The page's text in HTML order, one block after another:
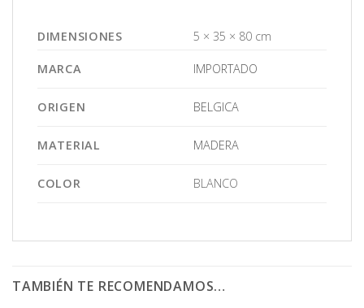
DIMENSIONES 5 × 35 × 80 cm
MARCA IMPORTADO
ORIGEN BELGICA
MATERIAL MADERA
COLOR BLANCO
TAMBIÉN TE RECOMENDAMOS…